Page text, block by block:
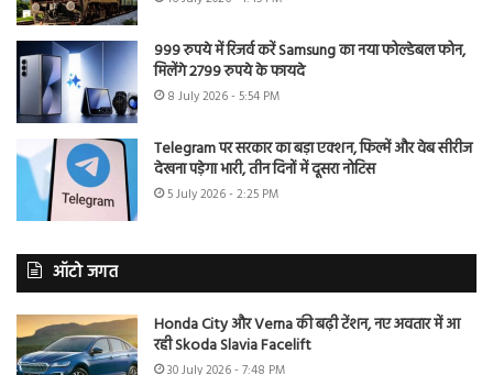
999 रुपये में रिजर्व करें Samsung का नया फोल्डेबल फोन,
मिलेंगे 2799 रुपये के फायदे
8 July 2026 - 5:54 PM
Telegram पर सरकार का बड़ा एक्शन, फिल्में और वेब सीरीज
देखना पड़ेगा भारी, तीन दिनों में दूसरा नोटिस
5 July 2026 - 2:25 PM
ऑटो जगत
Honda City और Verna की बढ़ी टेंशन, नए अवतार में आ
रही Skoda Slavia Facelift
30 July 2026 - 7:48 PM